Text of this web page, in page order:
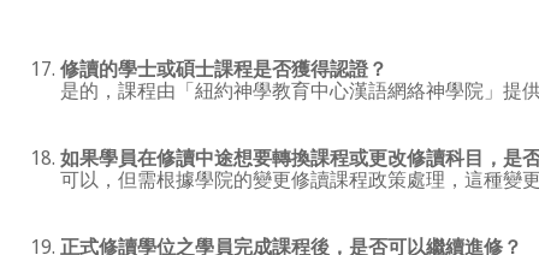
修讀的學士或碩士課程是否獲得認證？
是的，課程由「紐約神學教育中心漢語網絡神學院」提
如果學員在修讀中途想要轉換課程或更改修讀科目，是
可以，但需根據學院的變更修讀課程政策處理，這種變
正式修讀學位之學員完成課程後，是否可以繼續進修？